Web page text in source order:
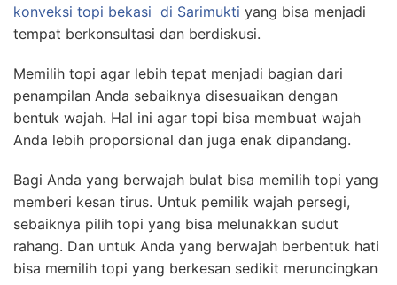
konveksi topi bekasi di Sarimukti yang bisa menjadi
tempat berkonsultasi dan berdiskusi.
Memilih topi agar lebih tepat menjadi bagian dari
penampilan Anda sebaiknya disesuaikan dengan
bentuk wajah. Hal ini agar topi bisa membuat wajah
Anda lebih proporsional dan juga enak dipandang.
Bagi Anda yang berwajah bulat bisa memilih topi yang
memberi kesan tirus. Untuk pemilik wajah persegi,
sebaiknya pilih topi yang bisa melunakkan sudut
rahang. Dan untuk Anda yang berwajah berbentuk hati
bisa memilih topi yang berkesan sedikit meruncingkan